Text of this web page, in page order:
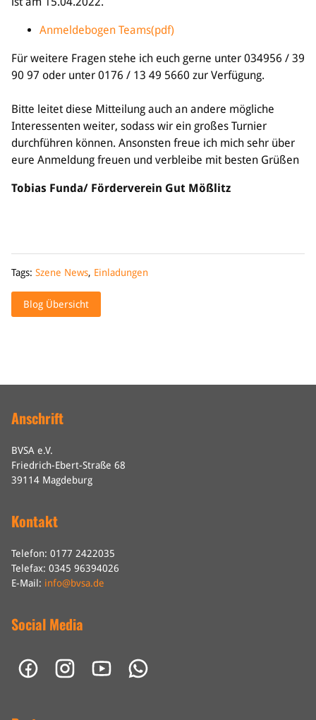
Anmeldebogen Teams(pdf)
Für weitere Fragen stehe ich euch gerne unter 034956 / 39
90 97 oder unter 0176 / 13 49 5660 zur Verfügung.
Bitte leitet diese Mitteilung auch an andere mögliche
Interessenten weiter, sodass wir ein großes Turnier
durchführen können. Ansonsten freue ich mich sehr über
eure Anmeldung freuen und verbleibe mit besten Grüßen
Tobias Funda/ Förderverein Gut Mößlitz
Tags: Szene News, Einladungen
Blog Übersicht
Anschrift
BVSA e.V.
Friedrich-Ebert-Straße 68
39114 Magdeburg
Kontakt
Telefon: 0177 2422035
Telefax: 0345 96394026
E-Mail: info@bvsa.de
Social Media